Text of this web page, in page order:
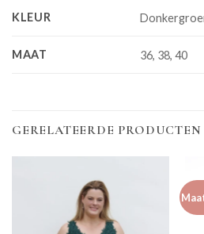
KLEUR
MAAT 36, 38, 40
GERELATEERDE PRODUCTEN